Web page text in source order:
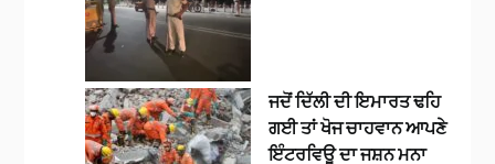
ਜਦੋਂ ਦਿੱਲੀ ਦੀ ਇਮਾਰਤ ਢਹਿ
ਗਈ ਤਾਂ ਖੋਜ ਚਾਹਵਾਨ ਆਪਣੇ
ਇੰਟਰਵਿਊ ਦਾ ਜਸ਼ਨ ਮਨਾ